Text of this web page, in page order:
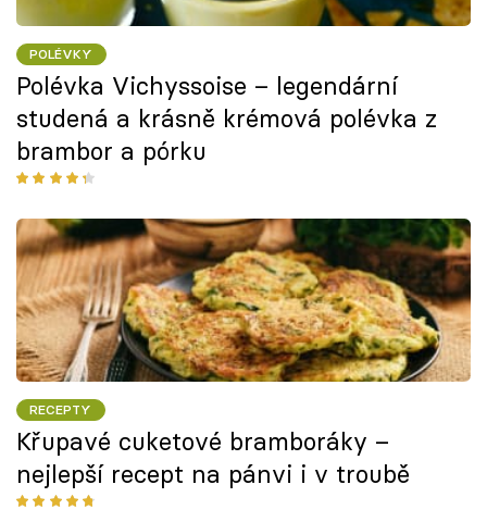
POLÉVKY
Polévka Vichyssoise – legendární
studená a krásně krémová polévka z
brambor a pórku
RECEPTY
Křupavé cuketové bramboráky –
nejlepší recept na pánvi i v troubě